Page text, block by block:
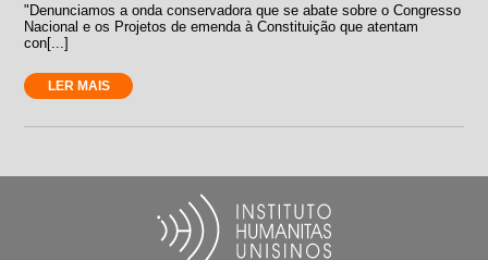
"Denunciamos a onda conservadora que se abate sobre o Congresso
Nacional e os Projetos de emenda à Constituição que atentam
con[...]
LER MAIS